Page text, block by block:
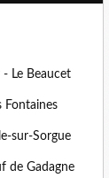
Le Beaucet
Fontaines
sur-Sorgue
de Gadagne